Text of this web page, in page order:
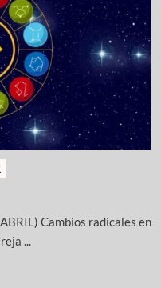
Cambios radicales en
...